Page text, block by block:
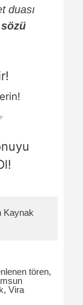
duası
Kaynak
tören,
, Vira